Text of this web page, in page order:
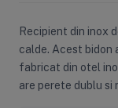
Recipient din inox
calde. Acest bidon
fabricat din otel
are perete dublu si